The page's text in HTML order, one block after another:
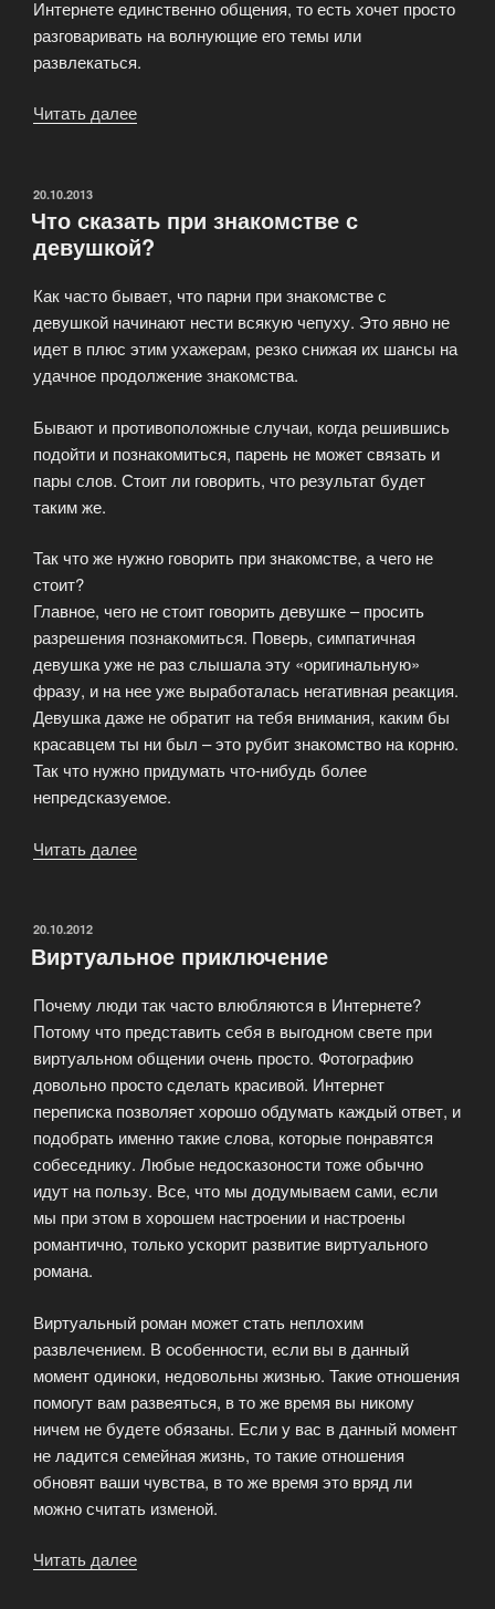
Интернете единственно общения, то есть хочет просто
разговаривать на волнующие его темы или
развлекаться.
Читать далее
дефицит
общения»
ОПУБЛИКОВАНО
20.10.2013
Что сказать при знакомстве с
девушкой?
Как часто бывает, что парни при знакомстве с
девушкой начинают нести всякую чепуху. Это явно не
идет в плюс этим ухажерам, резко снижая их шансы на
удачное продолжение знакомства.
Бывают и противоположные случаи, когда решившись
подойти и познакомиться, парень не может связать и
пары слов. Стоит ли говорить, что результат будет
таким же.
Так что же нужно говорить при знакомстве, а чего не
стоит?
Главное, чего не стоит говорить девушке – просить
разрешения познакомиться. Поверь, симпатичная
девушка уже не раз слышала эту «оригинальную»
фразу, и на нее уже выработалась негативная реакция.
Девушка даже не обратит на тебя внимания, каким бы
красавцем ты ни был – это рубит знакомство на корню.
Так что нужно придумать что-нибудь более
непредсказуемое.
Читать далее
с
ОПУБЛИКОВАНО
20.10.2012
Виртуальное приключение
Почему люди так часто влюбляются в Интернете?
Потому что представить себя в выгодном свете при
виртуальном общении очень просто. Фотографию
довольно просто сделать красивой. Интернет
переписка позволяет хорошо обдумать каждый ответ, и
подобрать именно такие слова, которые понравятся
собеседнику. Любые недосказоности тоже обычно
идут на пользу. Все, что мы додумываем сами, если
мы при этом в хорошем настроении и настроены
романтично, только ускорит развитие виртуального
романа.
Виртуальный роман может стать неплохим
развлечением. В особенности, если вы в данный
момент одиноки, недовольны жизнью. Такие отношения
помогут вам развеяться, в то же время вы никому
ничем не будете обязаны. Если у вас в данный момент
не ладится семейная жизнь, то такие отношения
обновят ваши чувства, в то же время это вряд ли
можно считать изменой.
Читать далее